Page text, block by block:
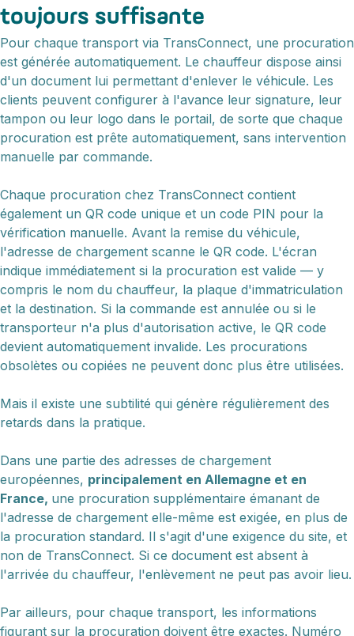
toujours suffisante
Pour chaque transport via TransConnect, une procuration
est générée automatiquement. Le chauffeur dispose ainsi
d'un document lui permettant d'enlever le véhicule. Les
clients peuvent configurer à l'avance leur signature, leur
tampon ou leur logo dans le portail, de sorte que chaque
procuration est prête automatiquement, sans intervention
manuelle par commande.
Chaque procuration chez TransConnect contient
également un QR code unique et un code PIN pour la
vérification manuelle. Avant la remise du véhicule,
l'adresse de chargement scanne le QR code. L'écran
indique immédiatement si la procuration est valide — y
compris le nom du chauffeur, la plaque d'immatriculation
et la destination. Si la commande est annulée ou si le
transporteur n'a plus d'autorisation active, le QR code
devient automatiquement invalide. Les procurations
obsolètes ou copiées ne peuvent donc plus être utilisées.
Mais il existe une subtilité qui génère régulièrement des
retards dans la pratique.
Dans une partie des adresses de chargement
européennes, principalement en Allemagne et en
France, une procuration supplémentaire émanant de
l'adresse de chargement elle-même est exigée, en plus de
la procuration standard. Il s'agit d'une exigence du site, et
non de TransConnect. Si ce document est absent à
l'arrivée du chauffeur, l'enlèvement ne peut pas avoir lieu.
Par ailleurs, pour chaque transport, les informations
figurant sur la procuration doivent être exactes. Numéro